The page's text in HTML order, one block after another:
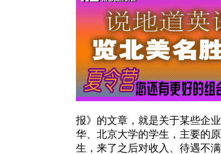
报》的文章，就是关于某些企
华、北京大学的学生，主要的
生，来了之后对收入、待遇不